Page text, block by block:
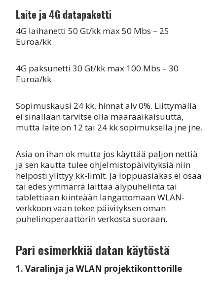
Laite ja 4G datapaketti
4G laihanetti 50 Gt/kk max 50 Mbs – 25
Euroa/kk
4G paksunetti 30 Gt/kk max 100 Mbs – 30
Euroa/kk
Sopimuskausi 24 kk, hinnat alv 0%. Liittymällä
ei sinällään tarvitse olla määräaikaisuutta,
mutta laite on 12 tai 24 kk sopimuksella jne jne.
Asia on ihan ok mutta jos käyttää paljon nettiä
ja sen kautta tulee ohjelmistopäivityksiä niin
helposti ylittyy kk-limit. Ja loppuasiakas ei osaa
tai edes ymmärrä laittaa älypuhelinta tai
tablettiaan kiinteään langattomaan WLAN-
verkkoon vaan tekee päivityksen oman
puhelinoperaattorin verkosta suoraan.
Pari esimerkkiä datan käytöstä
1. Varalinja ja WLAN projektikonttorille